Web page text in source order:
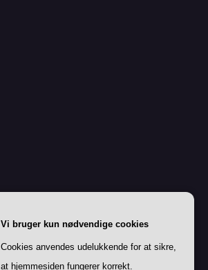
Vi bruger kun nødvendige cookies
Cookies anvendes udelukkende for at sikre,
at hjemmesiden fungerer korrekt.